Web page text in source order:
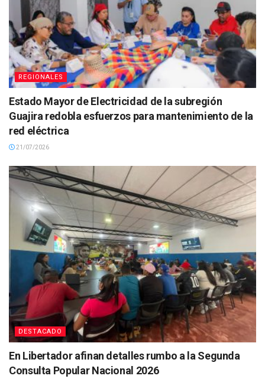
REGIONALES
Estado Mayor de Electricidad de la subregión
Guajira redobla esfuerzos para mantenimiento de la
red eléctrica
21/07/2026
DESTACADO
En Libertador afinan detalles rumbo a la Segunda
Consulta Popular Nacional 2026